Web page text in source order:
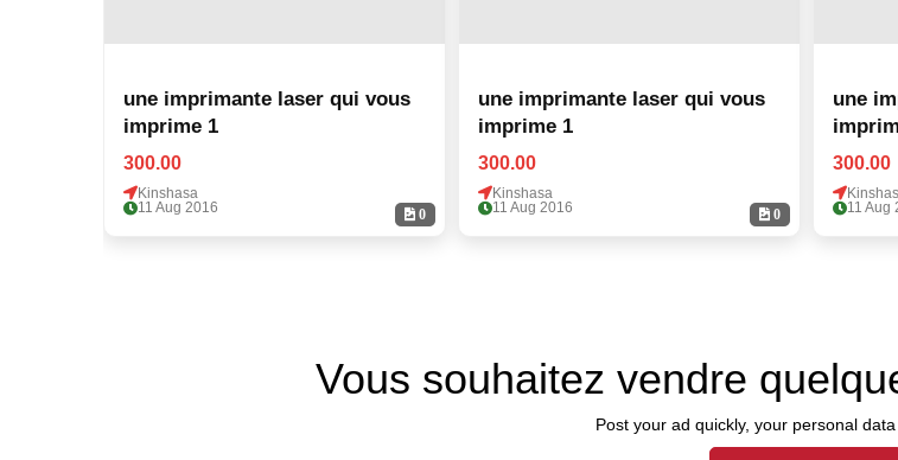
0
une imprimante laser qui vous
imprime 1
300.00
Kinshasa
11 Aug 2016
0
une imprimante laser qui vous
imprime 1
300.00
Kinshasa
11 Aug 2016
une
300.00
11 Aug
Vous souhaitez vendre
Post your ad quickly, your personal